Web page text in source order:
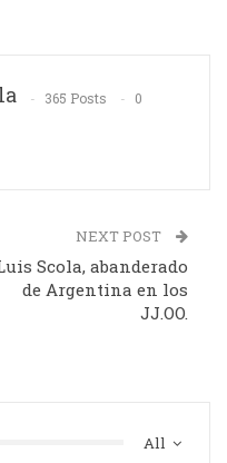
365 Posts
0
NEXT POST
Scola, abanderado
de Argentina en los
JJ.OO.
All